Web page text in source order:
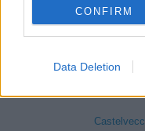
CONFIRM
Data Deletion